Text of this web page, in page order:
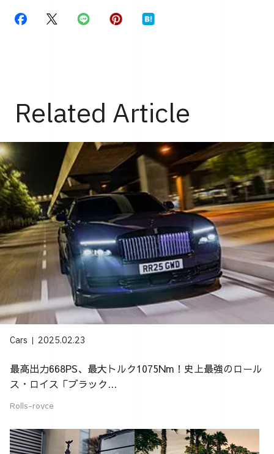
Related Article
Cars 2025.02.23
最高出力668PS、最大トルク1075Nm！史上最強のロール
ス・ロイス「ブラック...
Rolls-royce